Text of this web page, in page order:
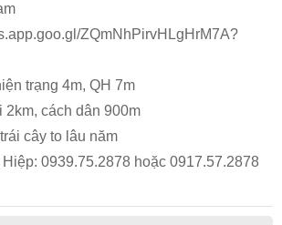
ZQmNhPirvHLgHrM7A?
trạng 4m, QH 7m
2km, cách dân 900m
cây to lâu năm
0939.75.2878 hoặc 0917.57.2878